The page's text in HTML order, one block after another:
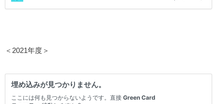
＜2021年度＞